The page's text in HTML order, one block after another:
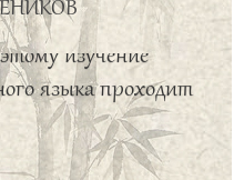
изучение
языка проходит
Вершинина Наталья